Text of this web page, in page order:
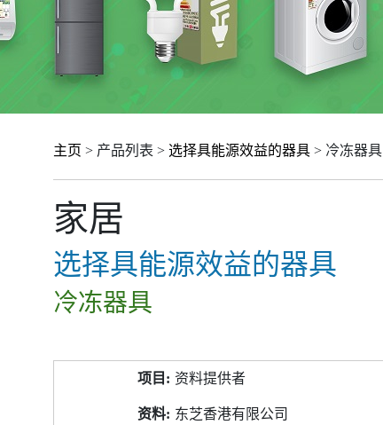
主页 > 产品列表 > 选择具能源效益的器具 > 冷冻器具
家居
选择具能源效益的器具
冷冻器具
资料提供者
东芝香港有限公司